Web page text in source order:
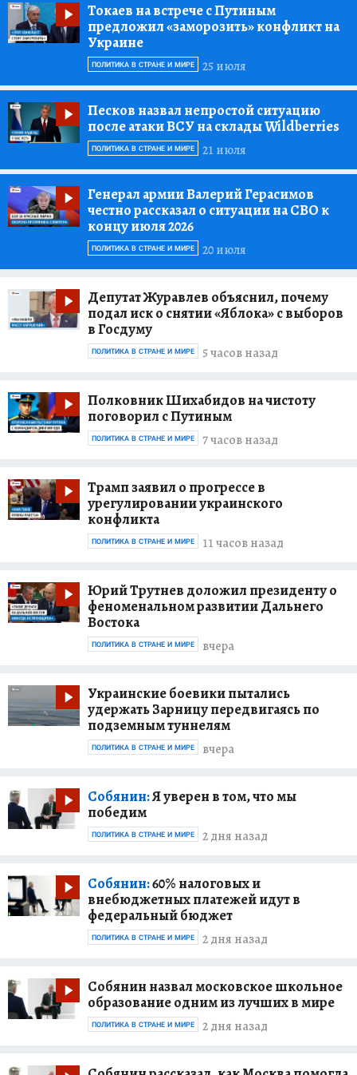
Токаев на встрече с Путиным
предложил «заморозить» конфликт на
Украине
25 июля
ПОЛИТИКА В СТРАНЕ И МИРЕ
Песков назвал непростой ситуацию
после атаки ВСУ на склады Wildberries
21 июля
ПОЛИТИКА В СТРАНЕ И МИРЕ
Генерал армии Валерий Герасимов
честно рассказал о ситуации на СВО к
концу июля 2026
20 июля
ПОЛИТИКА В СТРАНЕ И МИРЕ
Депутат Журавлев объяснил, почему
подал иск о снятии «Яблока» с выборов
в Госдуму
5 часов назад
ПОЛИТИКА В СТРАНЕ И МИРЕ
Полковник Шихабидов на чистоту
поговорил с Путиным
7 часов назад
ПОЛИТИКА В СТРАНЕ И МИРЕ
Трамп заявил о прогрессе в
урегулировании украинского
конфликта
11 часов назад
ПОЛИТИКА В СТРАНЕ И МИРЕ
Юрий Трутнев доложил президенту о
феноменальном развитии Дальнего
Востока
вчера
ПОЛИТИКА В СТРАНЕ И МИРЕ
Украинские боевики пытались
удержать Зарницу передвигаясь по
подземным туннелям
вчера
ПОЛИТИКА В СТРАНЕ И МИРЕ
Собянин:Я уверен в том, что мы
победим
2 дня назад
ПОЛИТИКА В СТРАНЕ И МИРЕ
Собянин:60% налоговых и
внебюджетных платежей идут в
федеральный бюджет
2 дня назад
ПОЛИТИКА В СТРАНЕ И МИРЕ
Собянин назвал московское школьное
образование одним из лучших в мире
2 дня назад
ПОЛИТИКА В СТРАНЕ И МИРЕ